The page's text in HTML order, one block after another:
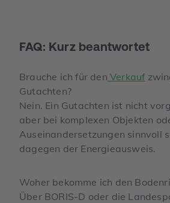
FAQ: Kurz beantwortet
Brauche ich für den Verkauf
Gutachten?
Nein. Ein Gutachten ist nicht
aber bei komplexen Objekten
Auseinandersetzungen sinnvoll
dagegen der Energieausweis.
Woher bekomme ich den
Über BORIS-D oder die